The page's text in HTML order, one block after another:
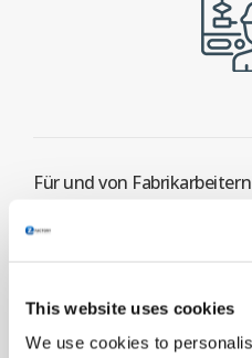
This website uses cookies
We use cookies to
Für und von Fabrikarbeitern
Fabrikarbeiter erleben sich